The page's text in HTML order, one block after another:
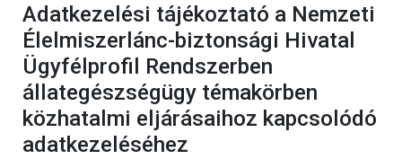
Adatkezelési tájékoztató a Nemzeti
Élelmiszerlánc-biztonsági Hivatal
Ügyfélprofil Rendszerben
állategészségügy témakörben
közhatalmi eljárásaihoz kapcsolódó
adatkezeléséhez